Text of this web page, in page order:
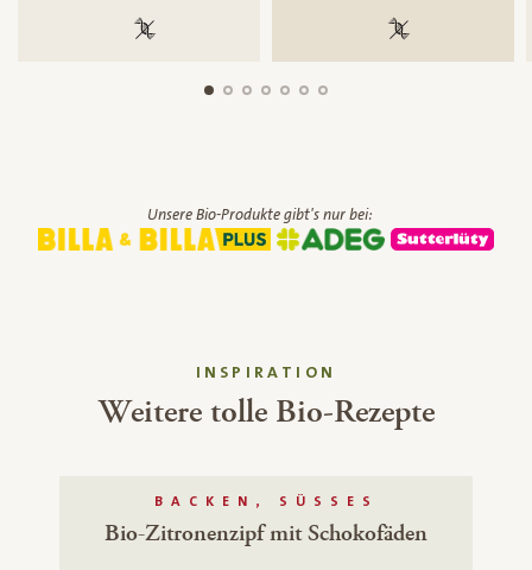
100 % gentechnikfrei 100 %
Unsere Bio-Produkte gibt's nur bei:
INSPIRATION
Weitere tolle Bio-Rezepte
BACKEN, SÜSSES
Bio-Zitronenzipf mit Schokofäden